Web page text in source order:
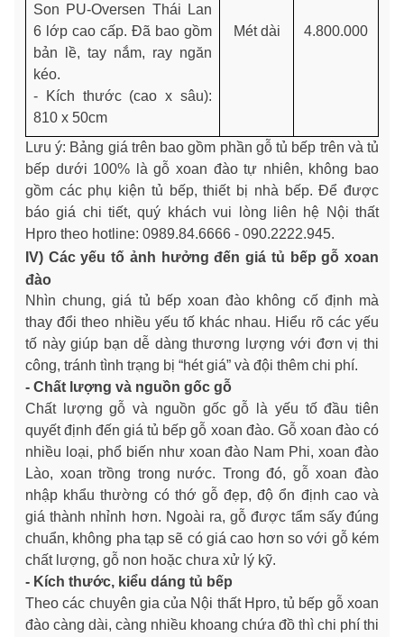
Son PU-Oversen Thái Lan
6 lớp cao cấp. Đã bao gồm
bản lề, tay nắm, ray ngăn
kéo.
- Kích thước (cao x sâu):
810 x 50cm
Mét dài 4.800.000
Lưu ý: Bảng giá trên bao gồm phần gỗ tủ bếp trên và tủ
bếp dưới 100% là gỗ xoan đào tự nhiên, không bao
gồm các phụ kiện tủ bếp, thiết bị nhà bếp. Để được
báo giá chi tiết, quý khách vui lòng liên hệ Nội thất
Hpro theo hotline: 0989.84.6666 - 090.2222.945.
IV) Các yếu tố ảnh hưởng đến giá tủ bếp gỗ xoan
đào
Nhìn chung, giá tủ bếp xoan đào không cố định mà
thay đổi theo nhiều yếu tố khác nhau. Hiểu rõ các yếu
tố này giúp bạn dễ dàng thương lượng với đơn vị thi
công, tránh tình trạng bị “hét giá” và đội thêm chi phí.
- Chất lượng và nguồn gốc gỗ
Chất lượng gỗ và nguồn gốc gỗ là yếu tố đầu tiên
quyết định đến giá tủ bếp gỗ xoan đào. Gỗ xoan đào có
nhiều loại, phổ biến như xoan đào Nam Phi, xoan đào
Lào, xoan trồng trong nước. Trong đó, gỗ xoan đào
nhập khẩu thường có thớ gỗ đẹp, độ ổn định cao và
giá thành nhỉnh hơn. Ngoài ra, gỗ được tẩm sấy đúng
chuẩn, không pha tạp sẽ có giá cao hơn so với gỗ kém
chất lượng, gỗ non hoặc chưa xử lý kỹ.
- Kích thước, kiểu dáng tủ bếp
Theo các chuyên gia của Nội thất Hpro, tủ bếp gỗ xoan
đào càng dài, càng nhiều khoang chứa đồ thì chi phí thi